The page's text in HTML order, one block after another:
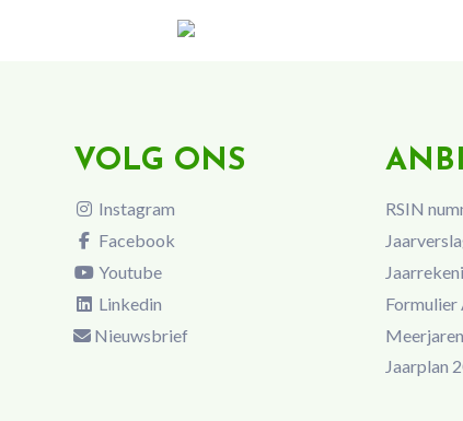
VOLG ONS
Instagram
Facebook
Youtube
Linkedin
Nieuwsbrief
ANBI
RSIN
Formulier
Jaarplan